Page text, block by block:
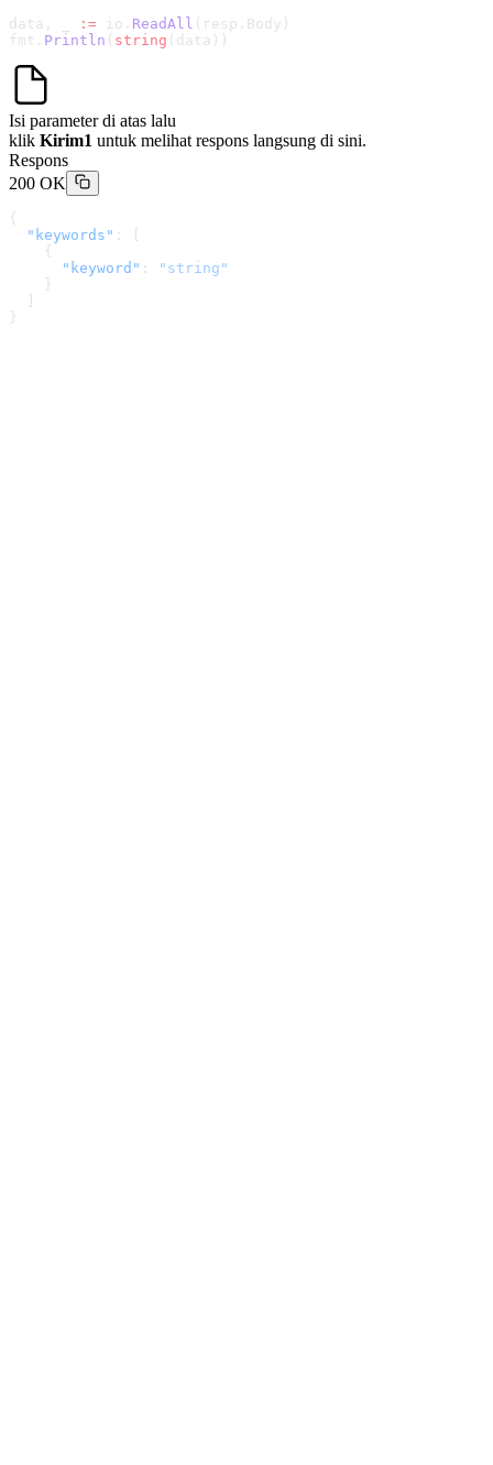
data, _
:= io. ReadAll (resp.Body)
fmt. Println ( string (data))
Isi parameter di atas lalu
klik Kirim1 untuk melihat respons langsung di sini.
Respons
200 OK
{
  "keywords"
: [
    {
      "keyword"
:
"string"
    }
}